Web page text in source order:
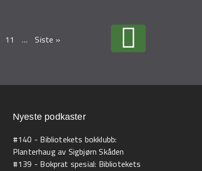
11 … Siste »
Nyeste podkaster
#140 - Bibliotekets bokklubb:
Planterhaug av Sigbjørn Skåden
#139 - Bokprat spesial: Bibliotekets